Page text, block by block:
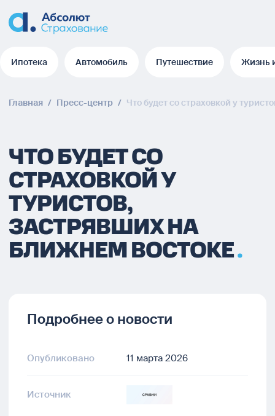
Ипотека Автомобиль Путешествие Жизнь
Главная / Пресс-центр / Что будет со страховкой у
ЧТО БУДЕТ СО
СТРАХОВКОЙ У
ТУРИСТОВ,
ЗАСТРЯВШИХ НА
БЛИЖНЕМ ВОСТОКЕ
Подробнее о новости
Опубликовано 11 марта 2026
Источник